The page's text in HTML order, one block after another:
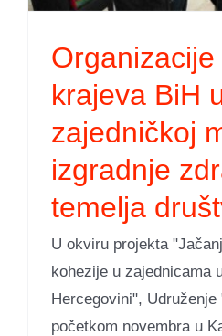
Organizacije
krajeva BiH
zajedničkoj
izgradnje
temelja
U okviru projekta
kohezije u zajednicama
Hercegovini",
početkom novembra u